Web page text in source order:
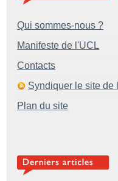
Qui sommes-nous ?
Manifeste de l'UCL
Contacts
Syndiquer le site de
Plan du site